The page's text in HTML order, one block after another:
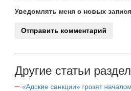
Уведомлять меня о новых
Другие статьи
«Адские санкции» грозят